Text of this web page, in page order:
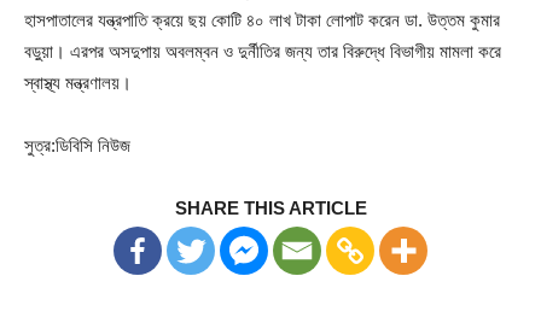
হাসপাতালের যন্ত্রপাতি ক্রয়ে ছয় কোটি ৪০ লাখ টাকা লোপাট করেন ডা. উত্তম কুমার
বড়ুয়া। এরপর অসদুপায় অবলম্বন ও দুর্নীতির জন্য তার বিরুদ্ধে বিভাগীয় মামলা করে
স্বাস্থ্য মন্ত্রণালয়।
সুত্র:ডিবিসি নিউজ
SHARE THIS ARTICLE